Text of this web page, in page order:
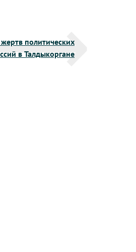
политических
в Талдыкоргане